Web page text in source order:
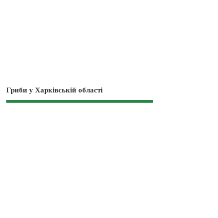
Гриби у Харківській області